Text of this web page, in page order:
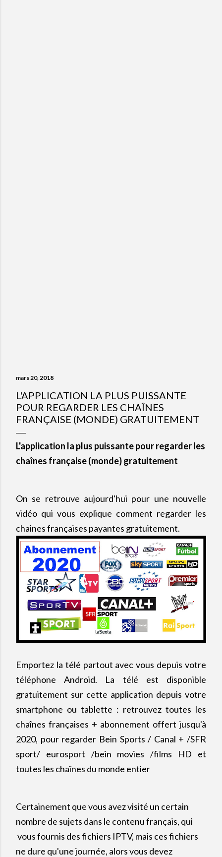
mars 20, 2018
L'APPLICATION LA PLUS PUISSANTE
POUR REGARDER LES CHAÎNES
FRANÇAISE (MONDE) GRATUITEMENT
L'application la plus puissante pour regarder les
chaînes française (monde) gratuitement
On se retrouve aujourd'hui pour une nouvelle
vidéo qui vous explique comment regarder les
chaines françaises payantes gratuitement.
Emportez la télé partout avec vous depuis votre
téléphone Android. La télé est disponible
gratuitement sur cette application depuis votre
smartphone ou tablette : retrouvez toutes les
chaînes françaises + abonnement offert jusqu'à
2020, pour regarder Bein Sports / Canal + /SFR
sport/ eurosport /bein movies /films HD et
toutes les chaînes du monde entier
Certainement que vous avez visité un certain
nombre de sujets dans le contenu français, qui
vous fournis des fichiers IPTV, mais ces fichiers
ne dure qu'une journée, alors vous devez